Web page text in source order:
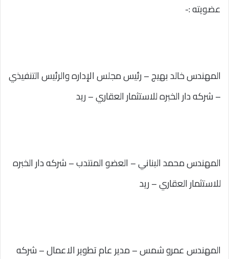
عضويته :-
المهندس خالد بهيج – رئيس مجلس الإداره والرئيس التنفيذي
– شركه دار الخبره للاستثمار العقاري – ريد
المهندس محمد البناني – العضو المنتدب – شركه دار الخبره
للاستثمار العقاري – ريد
المهندس عمرو شمس – مدير عام تطوير الاعمال – شركه